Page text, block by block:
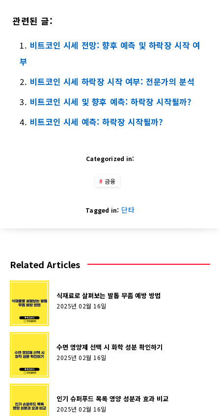
관련된 글:
비트코인 시세 전망: 향후 예측 및 하락장 시작 여
부
비트코인 시세 하락장 시작 여부: 전문가의 분석
비트코인 시세 및 향후 예측: 하락장 시작될까?
비트코인 시세 예측: 하락장 시작될까?
Categorized in:
금융
Tagged in: 단타
Related Articles
식재료로 살펴보는 발톱 무좀 예방 방법
2025년 02월 16일
수면 영양제 선택 시 화학 성분 확인하기
2025년 02월 16일
인기 슈퍼푸드 목록 영양 성분과 효과 비교
2025년 02월 16일